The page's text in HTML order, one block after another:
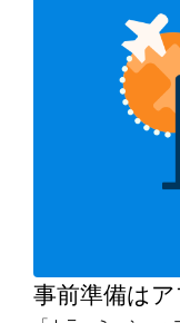
事前準備は